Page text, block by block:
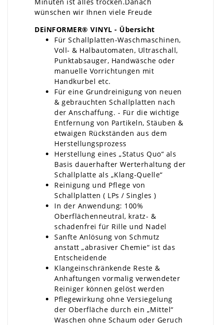
wünschen wir Ihnen viele Freude
DEiNFORMER® VINYL - Übersicht
Für Schallplatten-Waschmaschinen,
Voll- & Halbautomaten, Ultraschall,
Punktabsauger, Handwäsche oder
manuelle Vorrichtungen mit
Handkurbel etc.
Für eine Grundreinigung von neuen
& gebrauchten Schallplatten nach
der Anschaffung. - Für die wichtige
Entfernung von Partikeln, Stäuben &
etwaigen Rückständen aus dem
Herstellungsprozess
Herstellung eines „Status Quo“ als
Basis dauerhafter Werterhaltung der
Schallplatte als „Klang-Quelle“
Reinigung und Pflege von
Schallplatten ( LPs / Singles )
In der Anwendung: 100%
Oberflächenneutral, kratz- &
schadenfrei für Rille und Nadel
Sanfte Anlösung von Schmutz
anstatt „abrasiver Chemie“ ist das
Entscheidende
Klangeinschränkende Reste &
Anhaftungen vormalig verwendeter
Reiniger können gelöst werden
Pflegewirkung ohne Versiegelung
der Oberfläche durch ein „Mittel“
Waschen ohne Schaum oder Geruch